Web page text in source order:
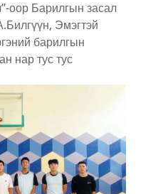
оор Барилгын засал
Эмэгтэй
барилгын
нар тус тус